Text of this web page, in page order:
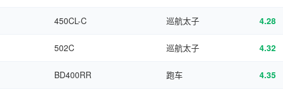
450CL-C 巡航太子 4.28
502C 巡航太子 4.32
BD400RR 跑车 4.35